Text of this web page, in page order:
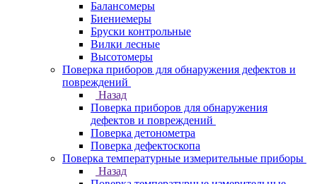
Балансомеры
Биениемеры
Бруски контрольные
Вилки лесные
Высотомеры
Поверка приборов для обнаружения дефектов и
повреждений
Назад
Поверка приборов для обнаружения
дефектов и повреждений
Поверка детонометра
Поверка дефектоскопа
Поверка температурные измерительные приборы
Назад